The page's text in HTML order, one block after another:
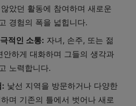
았던 활동에 참여하며 새로운
경험의 폭을 넓힙니다.
적인 소통: 자녀, 손주, 또는 젊
안하게 대화하며 그들의 생각과
노력합니다.
: 낯선 지역을 방문하거나 다양한
며 기존의 틀에서 벗어나 새로